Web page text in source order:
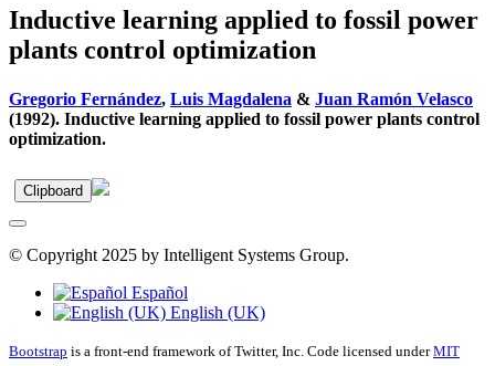
Inductive learning applied to fossil power
plants control optimization
Gregorio Fernández, Luis Magdalena & Juan Ramón Velasco
(1992). Inductive learning applied to fossil power plants control
optimization.
Clipboard
© Copyright 2025 by Intelligent Systems Group.
Español
English (UK)
Bootstrap is a front-end framework of Twitter, Inc. Code licensed underMIT